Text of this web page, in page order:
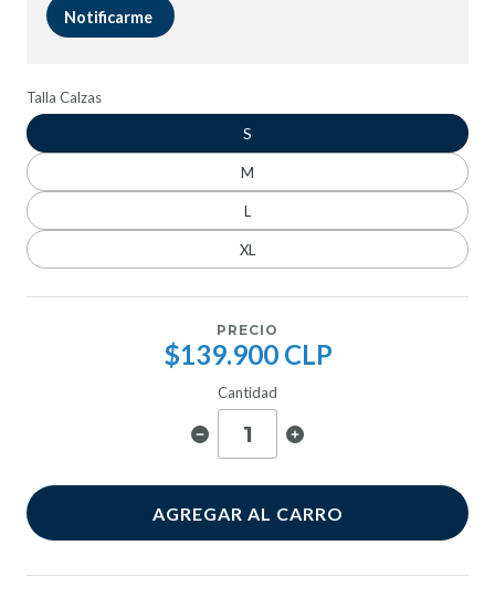
Notificarme
Talla Calzas
S
M
L
XL
PRECIO
$139.900 CLP
Cantidad
AGREGAR AL CARRO